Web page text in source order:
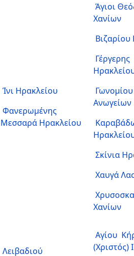
Ίνι Ηρακλείου
Φανερωμένης
Μεσσαρά Ηρακλείου
Άγιοι
Χανίων
Γέργερης
Γωνομίου
Ανωγείων
Σκίνια
Χαυγά
Χανίων
Λειβαδιού
Αγίου
(Χριστός)